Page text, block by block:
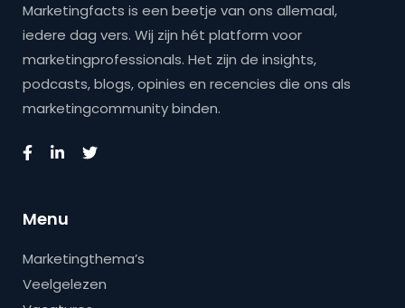
Marketingfacts is een beetje van ons allemaal,
iedere dag vers. Wij zijn hét platform voor
marketingprofessionals. Het zijn de insights,
podcasts, blogs, opinies en recencies die ons als
marketingcommunity binden.
Menu
Marketingthema’s
Veelgelezen